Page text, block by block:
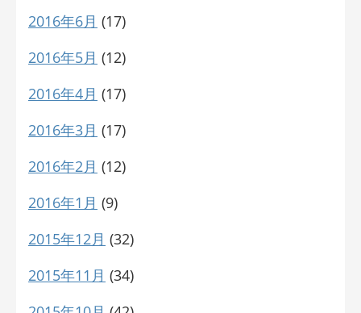
2016年6月 (17)
2016年5月 (12)
2016年4月 (17)
2016年3月 (17)
2016年2月 (12)
2016年1月 (9)
2015年12月 (32)
2015年11月 (34)